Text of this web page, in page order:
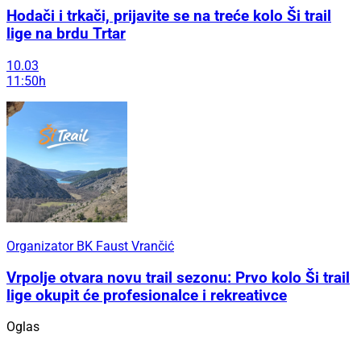
Hodači i trkači, prijavite se na treće kolo Ši trail
lige na brdu Trtar
10.03
11:50h
Organizator BK Faust Vrančić
Vrpolje otvara novu trail sezonu: Prvo kolo Ši trail
lige okupit će profesionalce i rekreativce
Oglas